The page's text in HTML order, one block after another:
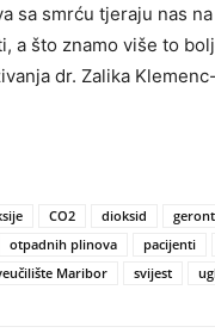
sa smrću tjeraju nas
a što znamo više to
dr. Zalika
CO2 dioksid
otpadnih plinova pacijenti
Maribor svijest